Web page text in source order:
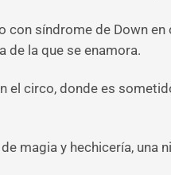
con síndrome de Down
de la que se enamora.
circo, donde es
magia y hechicería, una